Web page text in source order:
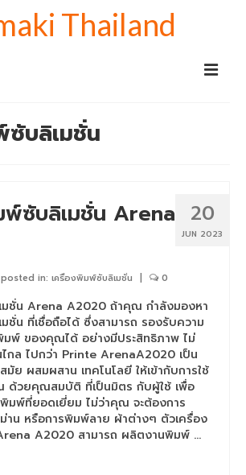
Thailand
มพ์ซับลิเมชั่น Mimaki TS100-1600
งพิมพ์ลายเสื้อ Mimaki TS100+1600
องปริ้นเสื้อ Mimaki TS100+1600 จับคู่
โรล 170 cm.
งสกรีนผ้า Mimaki TS100+1600 จับคู่
โรล 190 cm.
พิมพ์ซับลิเมชั่น Mimaki TS55-1800
มพ์ซับลิเมชั่น Mimaki TS330-1600
งพิมพ์สกรีน mimaki ts330 จับคู่
บลิเมชั่น
20
JUN 2023
ซับลิเมชั่น Arena
posted in: เครื่องพิมพ์ซับลิเมชั่น 0
มชั่น Arena A2020 ถ้าคุณ กำลังมองหา
ชั่น ที่เชื่อถือได้ ซึ่งสามารถ รองรับความ
มพ์ ของคุณได้ อย่างมีประสิทธิภาพ ไม่
กล ไปกว่า Printe ArenaA2020 เป็น
ย ผสมผสาน เทคโนโลยี ให้เข้ากับการใช้
ด้วยคุณสมบัติ ที่เป็นมิตร กับผู้ใช้ เพื่อ
มพ์ที่ยอดเยี่ยม ไม่ว่าคุณ จะต้องการ
าน หรือการพิมพ์ลาย ผ้าต่างๆ ตัวเครื่อง
A2020 สามารถ ผลิตงานพิมพ์ …